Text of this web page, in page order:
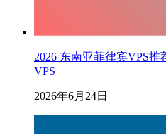
2026 东南亚菲律宾VPS
VPS
2026年6月24日